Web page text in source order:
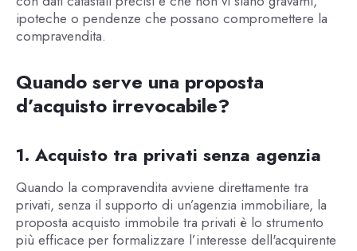
ipoteche o pendenze che possano compromettere la
compravendita.
Quando serve una proposta
d’acquisto irrevocabile?
1. Acquisto tra privati senza agenzia
Quando la compravendita avviene direttamente tra
privati, senza il supporto di un’agenzia immobiliare, la
proposta acquisto immobile tra privati è lo strumento
più efficace per formalizzare l’interesse dell'acquirente